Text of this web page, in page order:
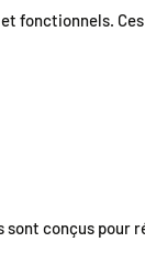
fonctionnels.
sont conçus pour